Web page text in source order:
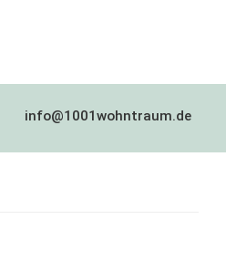
info@1001wohntraum.de